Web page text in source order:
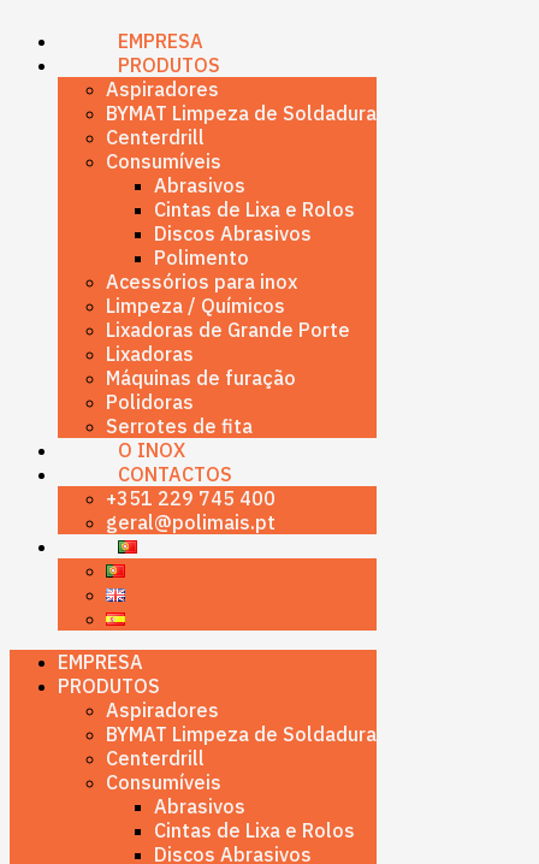
EMPRESA
PRODUTOS
Aspiradores
BYMAT Limpeza de Soldadura
Centerdrill
Consumíveis
Abrasivos
Cintas de Lixa e Rolos
Discos Abrasivos
Polimento
Acessórios para inox
Limpeza / Químicos
Lixadoras de Grande Porte
Lixadoras
Máquinas de furação
Polidoras
Serrotes de fita
O INOX
CONTACTOS
+351 229 745 400
geral@polimais.pt
EMPRESA
PRODUTOS
Aspiradores
BYMAT Limpeza de Soldadura
Centerdrill
Consumíveis
Abrasivos
Cintas de Lixa e Rolos
Discos Abrasivos